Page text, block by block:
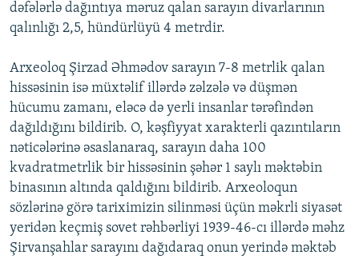
dəfələrlə dağıntıya məruz qalan sarayın divarlarının
qalınlığı 2,5, hündürlüyü 4 metrdir.
Arxeoloq Şirzad Əhmədov sarayın 7-8 metrlik qalan
hissəsinin isə müxtəlif illərdə zəlzələ və düşmən
hücumu zamanı, eləcə də yerli insanlar tərəfindən
dağıldığını bildirib. O, kəşfiyyat xarakterli qazıntıların
nəticələrinə əsaslanaraq, sarayın daha 100
kvadratmetrlik bir hissəsinin şəhər 1 saylı məktəbin
binasının altında qaldığını bildirib. Arxeoloqun
sözlərinə görə tariximizin silinməsi üçün məkrli siyasət
yeridən keçmiş sovet rəhbərliyi 1939-46-cı illərdə məhz
Şirvanşahlar sarayını dağıdaraq onun yerində məktəb